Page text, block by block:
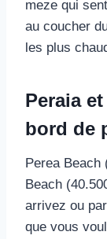
meze qui
au coucher
les plus
Peraia
bord de
Perea Beach
Beach
arrivez ou
que vous